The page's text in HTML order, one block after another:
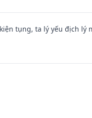
tụng, ta lý yếu địch lý